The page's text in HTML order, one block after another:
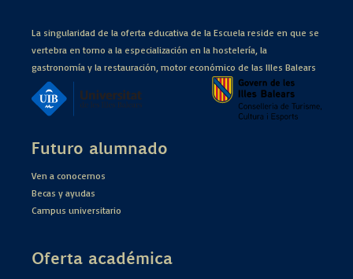
La singularidad de la oferta educativa de la Escuela reside en que se
vertebra en torno a la especialización en la hostelería, la
gastronomía y la restauración, motor económico de las Illes Balears
Futuro alumnado
Ven a conocernos
Becas y ayudas
Campus universitario
Oferta académica